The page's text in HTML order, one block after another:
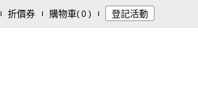
折價券 購物車( 0 ) 登記活動